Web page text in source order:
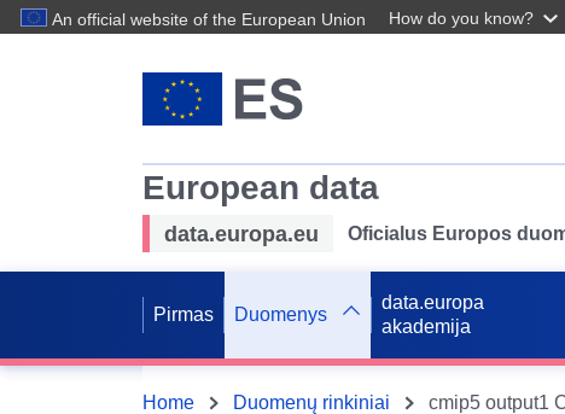
An official website of the European Union How do you know?
European data
data.europa.eu Oficialus Europos
Pirmas Duomenys
data.europa
akademija
Home Duomenų rinkiniai cmip5 output1